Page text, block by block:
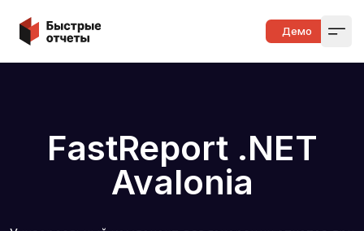
Быстрые отчеты Демо
FastReport .NET
Avalonia